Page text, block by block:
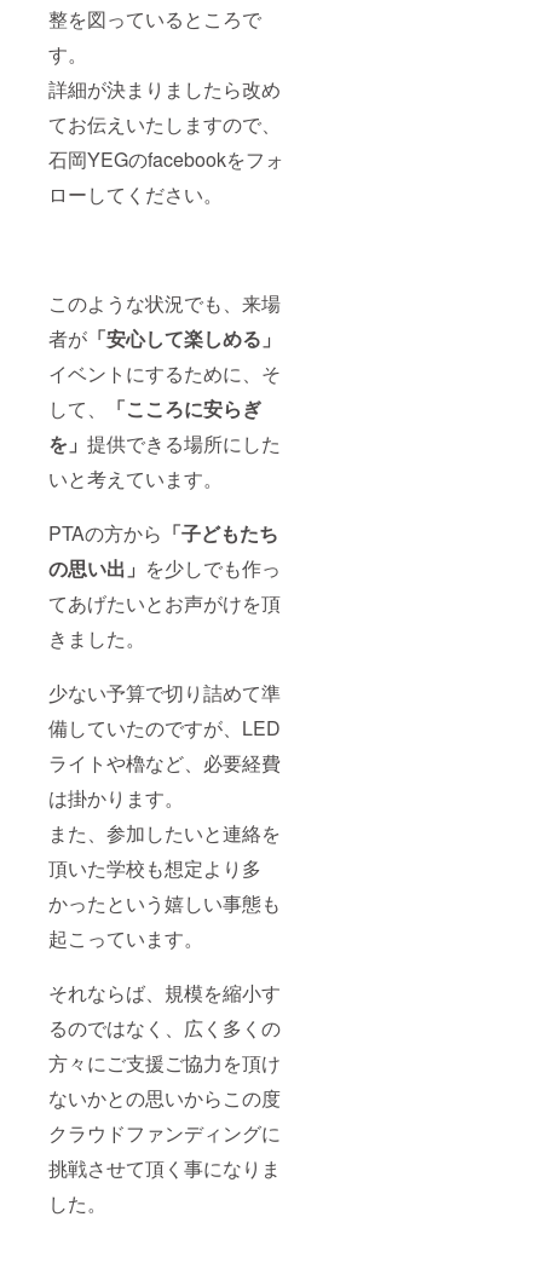
整を図っているところで
す。
詳細が決まりましたら改め
てお伝えいたしますので、
石岡YEGのfacebookをフォ
ローしてください。
このような状況でも、来場
者が 「安心して楽しめる」
イベントにするために、そ
して、
「こころに安らぎ
を」 提供できる場所にした
いと考えています。
PTAの方から 「子どもたち
の思い出」 を少しでも作っ
てあげたいとお声がけを頂
きました。
少ない予算で切り詰めて準
備していたのですが、LED
ライトや櫓など、必要経費
は掛かります。
また、参加したいと連絡を
頂いた学校も想定より多
かったという嬉しい事態も
起こっています。
それならば、規模を縮小す
るのではなく、広く多くの
方々にご支援ご協力を頂け
ないかとの思いからこの度
クラウドファンディングに
挑戦させて頂く事になりま
した。